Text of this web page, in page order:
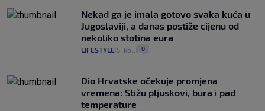
Nekad ga je imala gotovo svaka kuća u
Jugoslaviji, a danas postiže cijenu od
nekoliko stotina eura
LIFESTYLE 5. kol. 0
Dio Hrvatske očekuje promjena
vremena: Stižu pljuskovi, bura i pad
temperature